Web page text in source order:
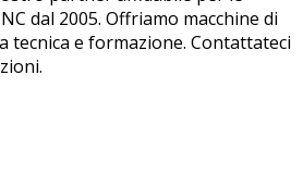
dal 2005. Offriamo macchine di
tecnica e formazione. Contattateci